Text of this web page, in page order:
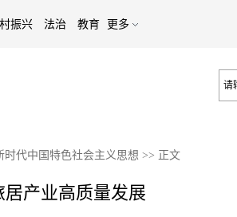
振兴 法治 教育 更多
时代中国特色社会主义思想 >> 正文
产业高质量发展